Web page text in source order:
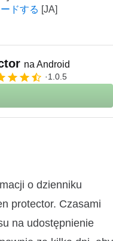
ドする
na Android
1.0.5
o dzienniku
protector. Czasami
na udostępnienie